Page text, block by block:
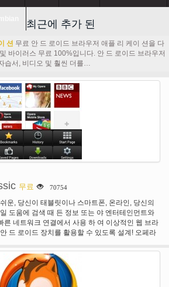
최근에 추가 된
션 무료 안 드 로이드 브라우저 애플 리 케이 션을 다
바이러스 무료 100%입니다. 안 드 로이드 브라우저
습서, 비디오 및 훨씬 더를…
무료 70754
운, 당신이 태블릿이나 스마트폰, 온라인, 당신의
도움에 검색 때 든 정보 또는 야 엔터테인먼트와
른 네트워크 연결에서 사용 하 여 이상적인 웹 브라
드 로이드 장치를 활용할 수 있도록 설계! 오페라
즐겨 찾는 웹사이트를 즐길 수 있습니다. 특징:-오
는 방법을 사용 하면 모든 기능을 갖춘 인터페이스
귀하의 모든 물건을 계속! 북마크와 속도 다이얼 오
장치 또는 컴퓨터와 함께 더 많은 동기화 할 수 있